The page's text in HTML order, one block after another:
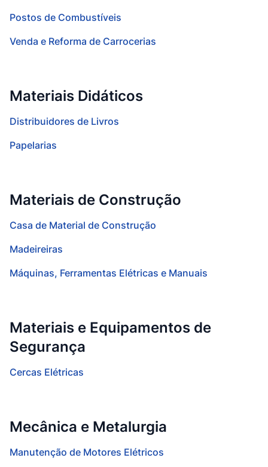
Postos de Combustíveis
Venda e Reforma de Carrocerias
Materiais Didáticos
Distribuidores de Livros
Papelarias
Materiais de Construção
Casa de Material de Construção
Madeireiras
Máquinas, Ferramentas Elétricas e Manuais
Materiais e Equipamentos de
Segurança
Cercas Elétricas
Mecânica e Metalurgia
Manutenção de Motores Elétricos